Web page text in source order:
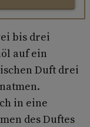
bis drei
auf ein
Duft drei
in eine
des Duftes